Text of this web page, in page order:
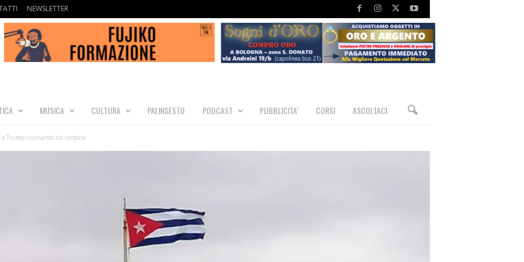
NEWSLETTER
MUSICA CULTURA PALINSESTO PODCAST PUBBLICITA’ CORSI ASCOLTACI
a Trump cucinando col carbone